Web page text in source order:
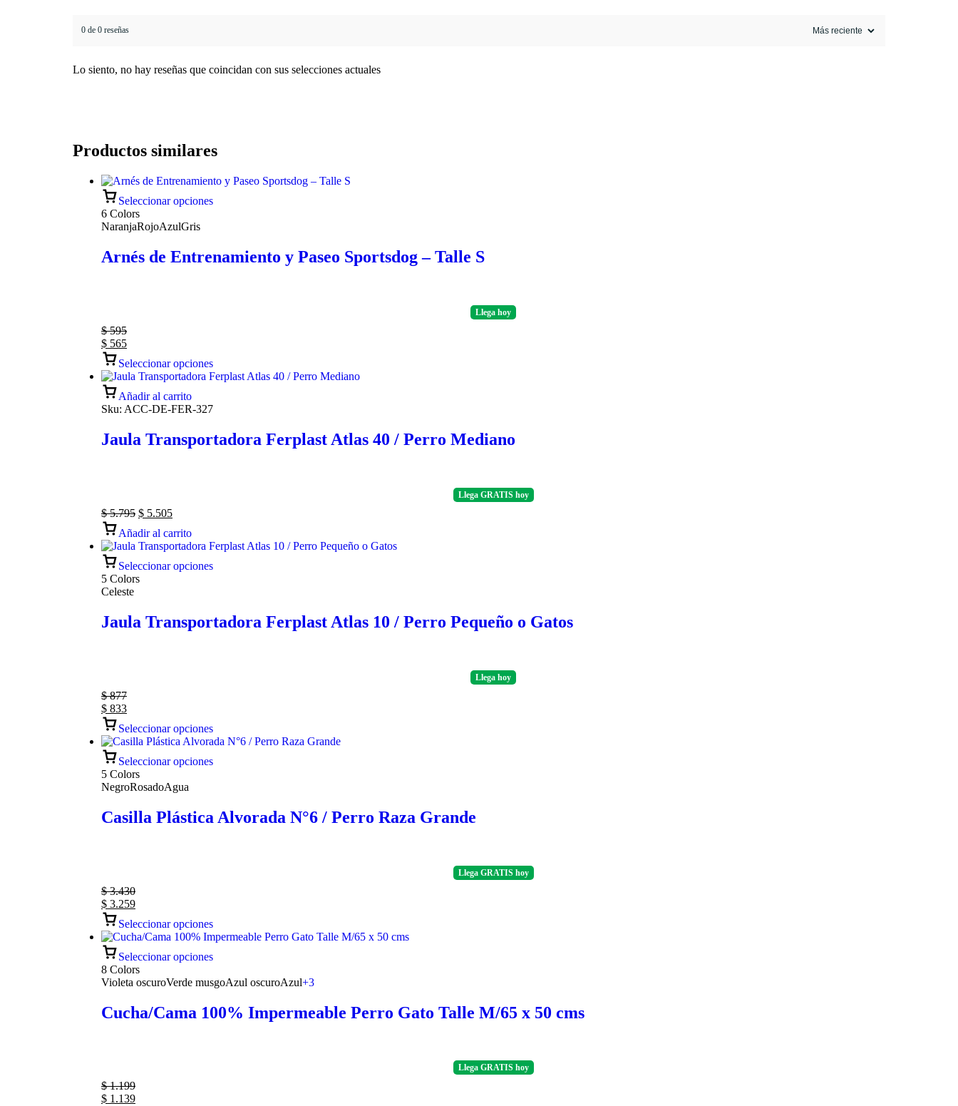
0 de 0 reseñas
Lo siento, no hay reseñas que coincidan con sus selecciones actuales
Productos similares
Seleccionar opciones
6 Colors
NaranjaRojoAzulGris
Arnés de Entrenamiento y Paseo Sportsdog – Talle S
Llega hoy
$595
$ 565
Seleccionar opciones
Añadir al carrito
Sku: ACC-DE-FER-327
Jaula Transportadora Ferplast Atlas 40 / Perro Mediano
Llega GRATIS hoy
$5.795 $ 5.505
Añadir al carrito
Seleccionar opciones
5 Colors
Celeste
Jaula Transportadora Ferplast Atlas 10 / Perro Pequeño o Gatos
Llega hoy
$877
$ 833
Seleccionar opciones
Seleccionar opciones
5 Colors
NegroRosadoAgua
Casilla Plástica Alvorada N°6 / Perro Raza Grande
Llega GRATIS hoy
$3.430
$ 3.259
Seleccionar opciones
Seleccionar opciones
8 Colors
Violeta oscuroVerde musgoAzul oscuroAzul+3
Cucha/Cama 100% Impermeable Perro Gato Talle M/65 x 50 cms
Llega GRATIS hoy
$1.199
$ 1.139